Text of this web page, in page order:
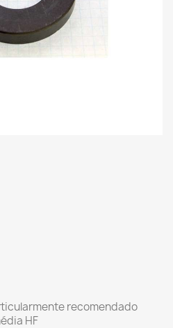
recomendado
HF